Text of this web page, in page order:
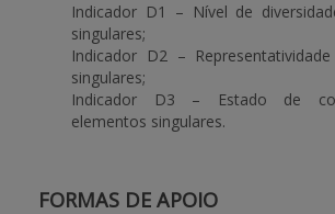
Indicador D1 – Nível de
singulares;
Indicador D2 –
singulares;
Indicador D3 – Estado de
elementos singulares.
FORMAS DE APOIO